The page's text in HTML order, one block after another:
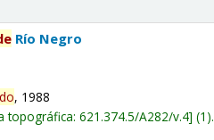
Río Negro
, 1988
topográfica:621.374.5/A282/v.4 (1).